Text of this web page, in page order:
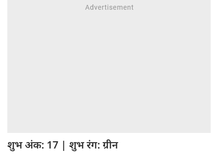
शुभ अंक: 17 | शुभ रंग: ग्रीन